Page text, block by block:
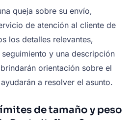
queja sobre su envío,
de atención al cliente de
los detalles relevantes,
y una descripción
orientación sobre el
a resolver el asunto.
de tamaño y peso